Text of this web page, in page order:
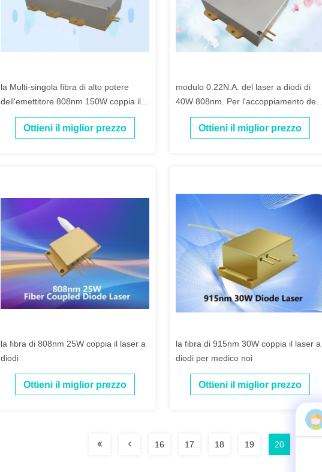
la Multi-singola fibra di alto potere
dell'emettitore 808nm 150W coppia il
laser a diodi
Ottieni il miglior prezzo
modulo 0.22N.A. del laser a diodi di
40W 808nm. Per l'accoppiamento della
fibra di 400µm
Ottieni il miglior prezzo
la fibra di 808nm 25W coppia il laser a
diodi
Ottieni il miglior prezzo
la fibra di 915nm 30W coppia il laser a
diodi per medico noi
Ottieni il miglior prezzo
16 17 18 19 20